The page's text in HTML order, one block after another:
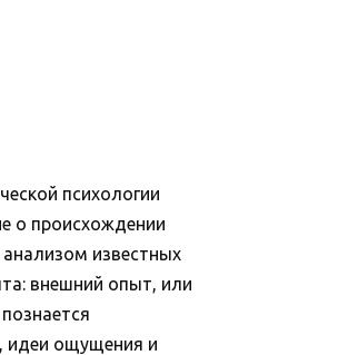
психологии
о происхождении
известных
внешний опыт, или
идеи ощущения и